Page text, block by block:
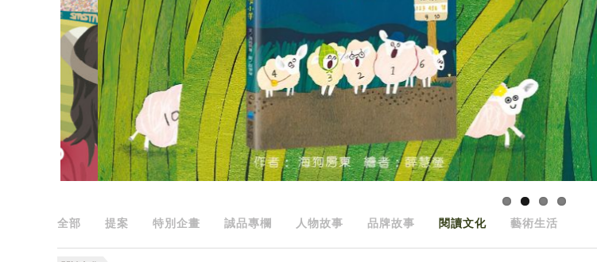
全部 提案 特別企畫 誠品專欄 人物故事 品牌故事 閱讀文化 藝術生活